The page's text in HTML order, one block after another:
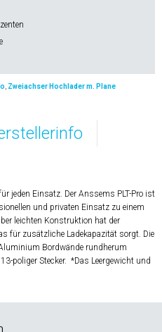
Zweiachser Hochlader m. Plane
jeden Einsatz. Der Anssems PLT-Pro ist
und privaten Einsatz zu einem
leichten Konstruktion hat der
für zusätzliche Ladekapazität sorgt. Die
Bordwände rundherum
poliger Stecker. *Das Leergewicht und